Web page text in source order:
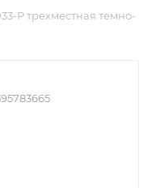
P трехместная темно-